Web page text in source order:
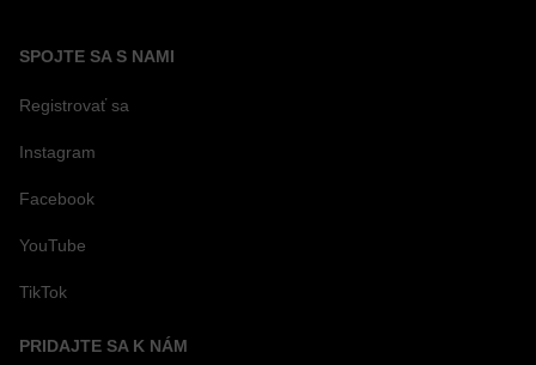
SPOJTE SA S NAMI
Registrovať sa
Instagram
Facebook
YouTube
TikTok
PRIDAJTE SA K NÁM